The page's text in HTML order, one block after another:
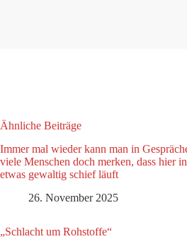
Ähnliche Beiträge
Immer mal wieder kann man in
viele Menschen doch merken, dass hier
etwas gewaltig schief läuft
26. November 2025
„Schlacht um Rohstoffe“